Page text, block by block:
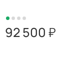
92 500